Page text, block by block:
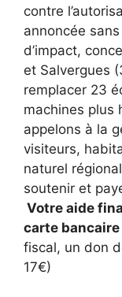
contre
annoncée
d’impact,
et Salvergues
remplacer 23
machines plus
appelons à la
visiteurs,
naturel
soutenir et
Votre aide
carte
fiscal, un don
17€)